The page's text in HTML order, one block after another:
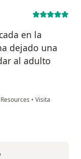
en la
dejado una
al adulto
• Visita